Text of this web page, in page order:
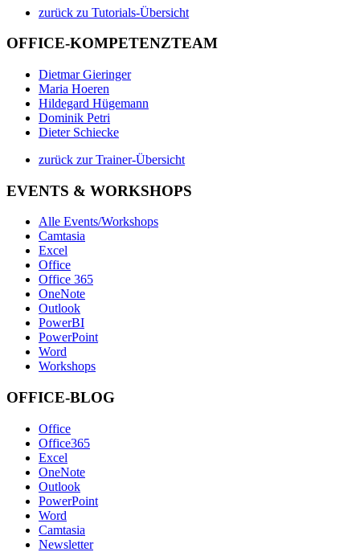
zurück zu Tutorials-Übersicht
OFFICE-KOMPETENZTEAM
Dietmar Gieringer
Maria Hoeren
Hildegard Hügemann
Dominik Petri
Dieter Schiecke
zurück zur Trainer-Übersicht
EVENTS & WORKSHOPS
Alle Events/Workshops
Camtasia
Excel
Office
Office 365
OneNote
Outlook
PowerBI
PowerPoint
Word
Workshops
OFFICE-BLOG
Office
Office365
Excel
OneNote
Outlook
PowerPoint
Word
Camtasia
Newsletter